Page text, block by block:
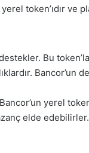
token’ıdır
Bu
Bancor’un
yerel
elde